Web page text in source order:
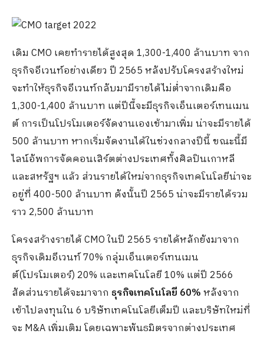
เดิม CMO เคยทำรายได้สูงสุด 1,300-1,400 ล้านบาท จาก
ธุรกิจอีเวนท์อย่างเดียว ปี 2565 หลังปรับโครงสร้างใหม่
จะทำให้ธุรกิจอีเวนท์กลับมามีรายได้ไม่ต่ำจากเดิมคือ
1,300-1,400 ล้านบาท แต่ปีนี้จะมีธุรกิจเอ็นเตอร์เทนเมน
ต์ การเป็นโปรโมเตอร์จัดงานเองเข้ามาเพิ่ม น่าจะมีรายได้
500 ล้านบาท หากเริ่มจัดงานได้ในช่วงกลางปีนี้ ขณะนี้มี
ไลน์อัพการจัดคอนเสิร์ตต่างประเทศทั้งศิลปินเกาหลี
และสหรัฐฯ แล้ว ส่วนรายได้ใหม่จากธุรกิจเทคโนโลยีน่าจะ
อยู่ที่ 400-500 ล้านบาท ดังนั้นปี 2565 น่าจะมีรายได้รวม
ราว 2,500 ล้านบาท
โครงสร้างรายได้ CMO ในปี 2565 รายได้หลักยังมาจาก
ธุรกิจเดิมอีเวนท์ 70% กลุ่มเอ็นเตอร์เทนเมน
ต์(โปรโมเตอร์) 20% และเทคโนโลยี 10% แต่ปี 2566
สัดส่วนรายได้จะมาจาก ธุรกิจเทคโนโลยี 60%หลังจาก
เข้าไปลงทุนใน 6 บริษัทเทคโนโลยีเต็มปี และบริษัทใหม่ที่
จะ M&A เพิ่มเติม โดยเฉพาะพันธมิตรจากต่างประเทศ